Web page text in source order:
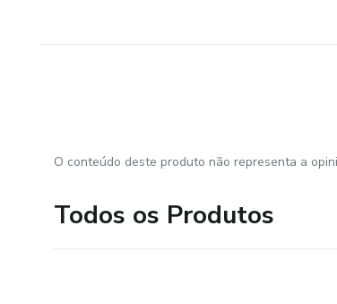
O conteúdo deste produto não representa a
Todos os Produtos